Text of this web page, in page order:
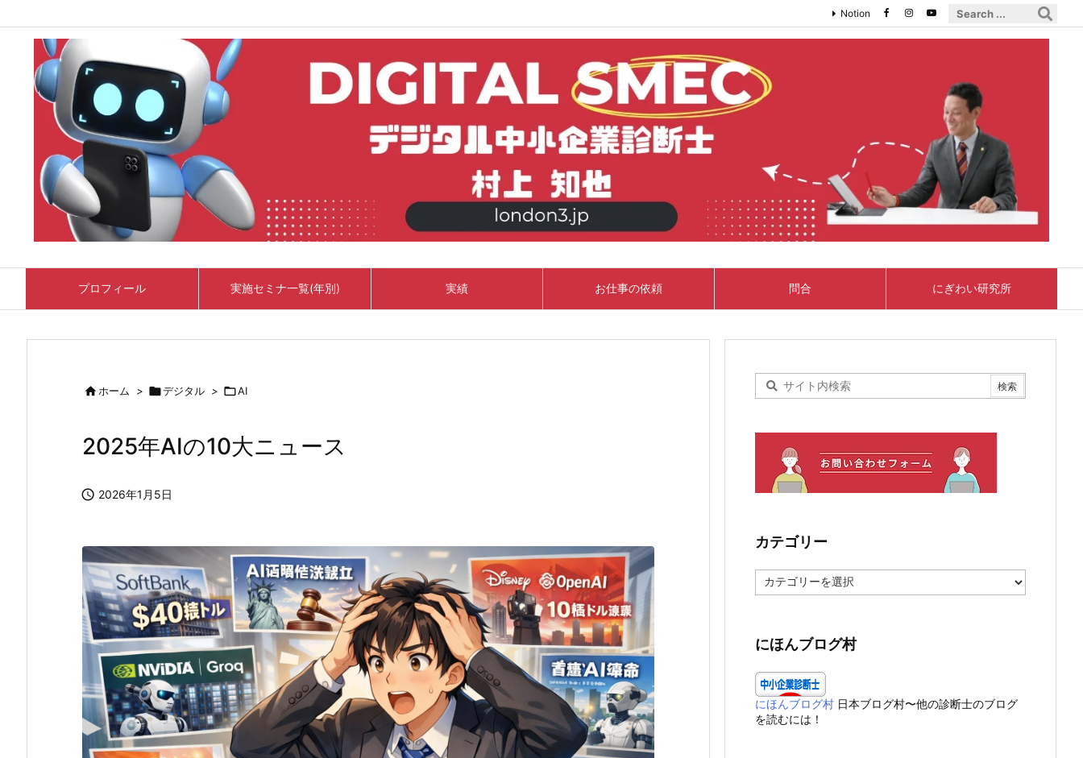
プロフィール 実施セミナ一覧(年別) 実績 お仕事の依頼 問合 にぎわい研究所
Notion
ホーム > デジタル > AI
2025年AIの10大ニュース
 2026年1月5日
カテゴリー
テ
ー
にほんブログ村
にほんブログ村 日本ブログ村〜他の診断士のブログ
を読むには！